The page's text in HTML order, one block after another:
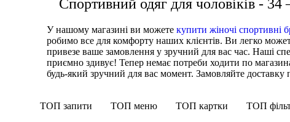
Спортивний одяг для чоловіків -
У нашому магазині ви можетекупити жіночі спортивні
робимо все для комфорту наших клієнтів. Ви легко
привезе ваше замовлення у зручний для вас час. Наші
приємно здивує! Тепер немає потреби ходити по
будь-який зручний для вас момент. Замовляйте доставку
ТОП запити ТОП меню ТОП картки ТОП